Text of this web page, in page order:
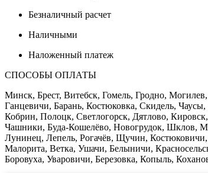
Безналичный расчет
Наличными
Наложенный платеж
СПОСОБЫ ОПЛАТЫ
Минск, Брест, Витебск, Гомель, Гродно,
Ганцевичи, Барань, Костюковка, Скидель,
Кобрин, Полоцк, Светлогорск, Дятлово,
Чашники, Буда-Кошелёво, Новогрудок, Шклов,
Лунинец, Лепель, Рогачёв, Щучин,
Малорита, Ветка, Ушачи, Белыничи,
Боровуха, Уваровичи, Березовка, Копыль,